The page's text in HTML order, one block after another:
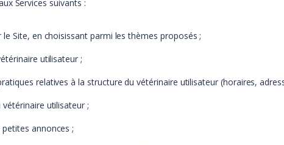
Services suivants :
Site, en choisissant parmi les thèmes proposés ;
utilisateur ;
relatives à la structure du vétérinaire utilisateur (horaires,
vétérinaire utilisateur ;
annonces ;